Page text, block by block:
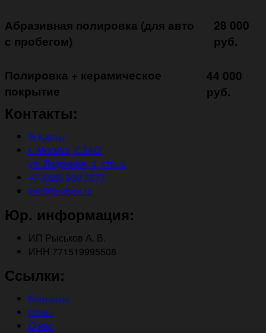
Абразивная полировка (для авто
с пробегом)
28 000
руб.
Полировка + керамическое
покрытие ㅤㅤㅤㅤㅤ
44 000
руб.
Контакты:
Я.Карты
г. Москва, СЗАО,
ул. Лодочная, 3, стр. 5
+7 (929) 939 5577
info@tonbox.ru
Юр. информация:
ИП Рыськов А. В.
ИНН 771519995508
Ссылки:
Контакты
Цены
О нас